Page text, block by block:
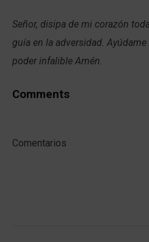
Señor, disipa de mi corazón
guía en la adversidad.
poder infalible Amén.
Comments
Comentarios